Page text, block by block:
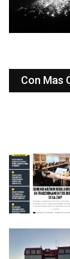
Con Mas